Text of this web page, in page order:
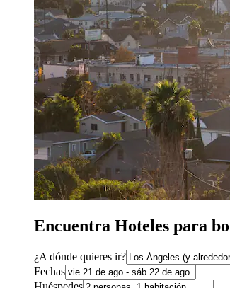
Encuentra Hoteles para
¿A dónde quieres ir?
Fechas